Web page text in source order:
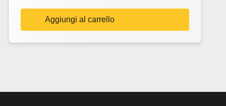
Aggiungi al carrello